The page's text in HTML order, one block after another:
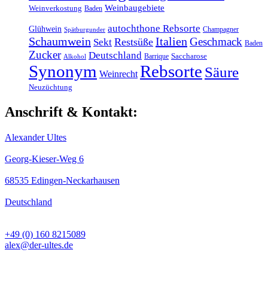
Weinverkostung Baden Weinbaugebiete
Glühwein Spätburgunder autochthone Rebsorte Champagner
Schaumwein Sekt Restsüße Italien Geschmack Baden
Zucker Alkohol Deutschland Barrique Saccharose
Synonym Weinrecht Rebsorte Säure
Neuzüchtung
Anschrift & Kontakt:
Alexander Ultes
Georg-Kieser-Weg 6
68535 Edingen-Neckarhausen
Deutschland
+49 (0) 160 8215089
alex@der-ultes.de